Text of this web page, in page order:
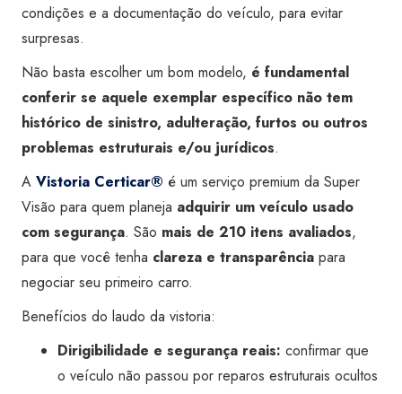
condições e a documentação do veículo, para evitar
surpresas.
Não basta escolher um bom modelo, é fundamental
conferir se aquele exemplar específico não tem
histórico de sinistro, adulteração, furtos ou outros
problemas estruturais e/ou jurídicos.
A Vistoria Certicar® é um serviço premium da Super
Visão para quem planeja adquirir um veículo usado
com segurança. São mais de 210 itens avaliados,
para que você tenha clareza e transparência para
negociar seu primeiro carro.
Benefícios do laudo da vistoria:
Dirigibilidade e segurança reais: confirmar que
o veículo não passou por reparos estruturais ocultos